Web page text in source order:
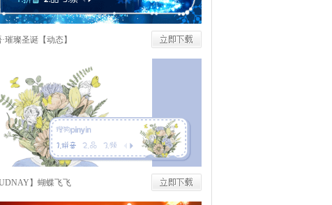
璀璨圣诞【动态】
】蝴蝶飞飞